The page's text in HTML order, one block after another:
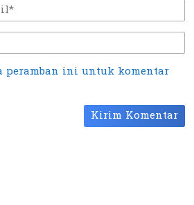
peramban ini untuk komentar